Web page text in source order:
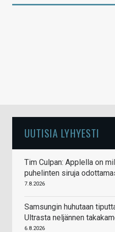
UUTISIA LYHYESTI
Tim Culpan: Applella on
puhelinten siruja
7.8.2026
Samsungin huhutaan
Ultrasta neljännen
6.8.2026